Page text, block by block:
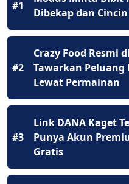
#1
Dibekap dan
#2
Crazy Food Resmi
Tawarkan Peluang
Lewat Permainan
#3
Link DANA Kaget
Punya Akun
Gratis